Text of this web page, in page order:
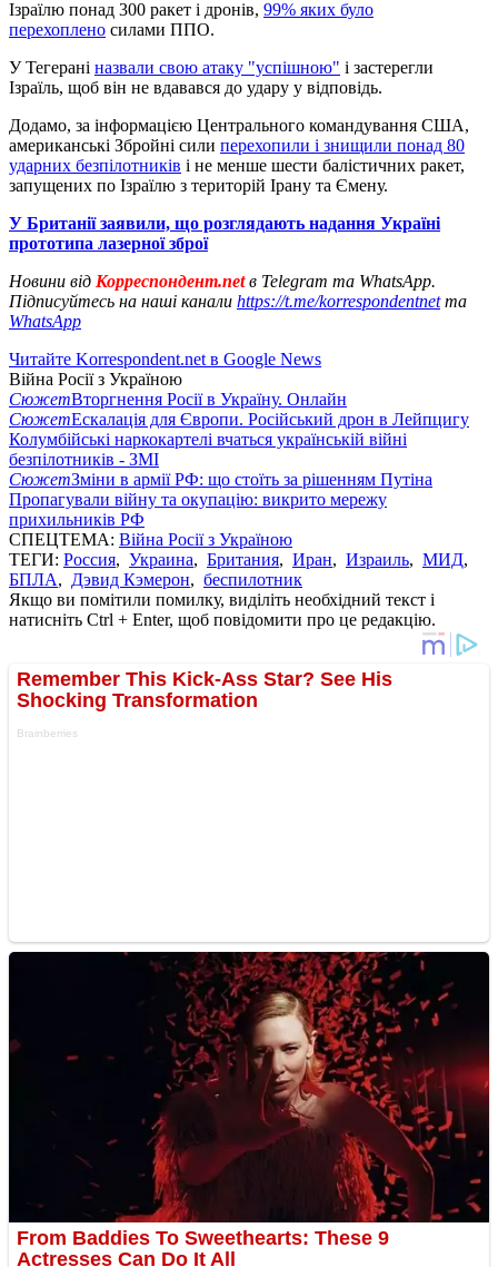
Ізраїлю понад 300 ракет і дронів, 99% яких було
перехоплено силами ППО.
У Тегерані назвали свою атаку "успішною" і застерегли
Ізраїль, щоб він не вдавався до удару у відповідь.
Додамо, за інформацією Центрального командування США,
американські Збройні сили перехопили і знищили понад 80
ударних безпілотників і не менше шести балістичних ракет,
запущених по Ізраїлю з територій Ірану та Ємену.
У Британії заявили, що розглядають надання Україні
прототипа лазерної зброї
Новини від Корреспондент.netв Telegram та WhatsApp.
Підписуйтесь на наші канали https://t.me/korrespondentnetта
WhatsApp
Читайте Korrespondent.net в Google News
Війна Росії з Україною
СюжетВторгнення Росії в Україну. Онлайн
СюжетЕскалація для Європи. Російський дрон в Лейпцигу
Колумбійські наркокартелі вчаться українській війні
безпілотників - ЗМІ
СюжетЗміни в армії РФ: що стоїть за рішенням Путіна
Пропагували війну та окупацію: викрито мережу
прихильників РФ
СПЕЦТЕМА: Війна Росії з Україною
ТЕГИ: Россия, Украина, Британия, Иран, Израиль, МИД,
БПЛА, Дэвид Кэмерон, беспилотник
Якщо ви помітили помилку, виділіть необхідний текст і
натисніть Ctrl + Enter, щоб повідомити про це редакцію.